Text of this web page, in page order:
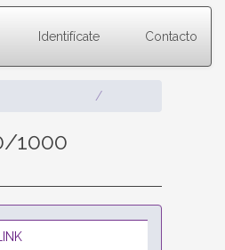
Identifícate Contacto
1000